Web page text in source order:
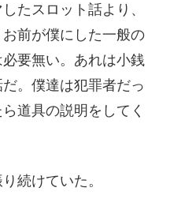
たスロット話より、
前が僕にした一般の
要無い。あれは小銭
。僕達は犯罪者だっ
道具の説明をしてく
続けていた。